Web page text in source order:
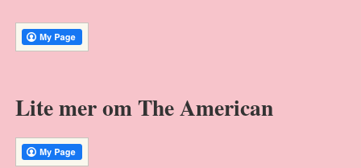
Lite mer om The American